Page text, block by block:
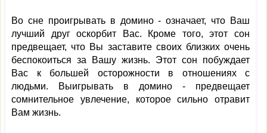
Во сне проигрывать в домино - означает, что Ваш
лучший друг оскорбит Вас. Кроме того, этот сон
предвещает, что Вы заставите своих близких очень
беспокоиться за Вашу жизнь. Этот сон побуждает
Вас к большей осторожности в отношениях с
людьми. Выигрывать в домино - предвещает
сомнительное увлечение, которое сильно отравит
Вам жизнь.